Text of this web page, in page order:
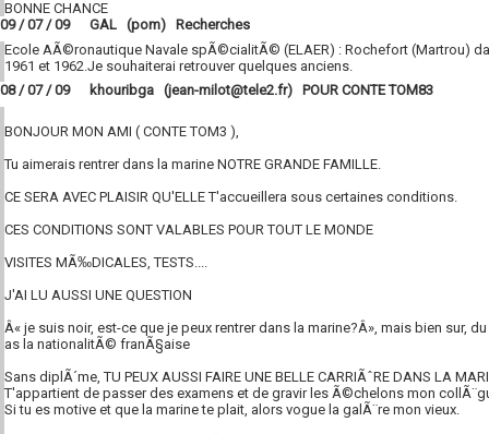
BONNE CHANCE
09 / 07 / 09 GAL (pom) Recherches
Ecole AÃ©ronautique Navale spÃ©cialitÃ© (ELAER) : Rochefort (Martrou)
1961 et 1962.Je souhaiterai retrouver quelques anciens.
08 / 07 / 09 khouribga (jean-milot@tele2.fr) POUR CONTE TOM83
BONJOUR MON AMI ( CONTE TOM3 ),
Tu aimerais rentrer dans la marine NOTRE GRANDE FAMILLE.
CE SERA AVEC PLAISIR QU'ELLE T'accueillera sous certaines conditions.
CES CONDITIONS SONT VALABLES POUR TOUT LE MONDE
VISITES MÃ‰DICALES, TESTS....
J'AI LU AUSSI UNE QUESTION
Â« je suis noir, est-ce que je peux rentrer dans la marine?Â», mais bien sur,
as la nationalitÃ© franÃ§aise
Sans diplÃ´me, TU PEUX AUSSI FAIRE UNE BELLE CARRIÃˆRE DANS LA
T'appartient de passer des examens et de gravir les Ã©chelons mon
Si tu es motive et que la marine te plait, alors vogue la galÃ¨re mon vieux.